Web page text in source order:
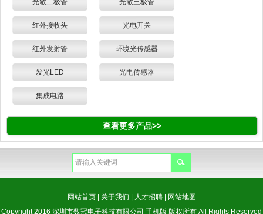
光敏二极管 光敏三极管
红外接收头 光电开关
红外发射管 环境光传感器
发光LED 光电传感器
集成电路
查看更多产品>>
网站首页| 关于我们 | 人才招聘| 网站地图
Copyright 2016 深圳市数冠电子科技有限公司 手机版 版权所有 All Rights Reserved